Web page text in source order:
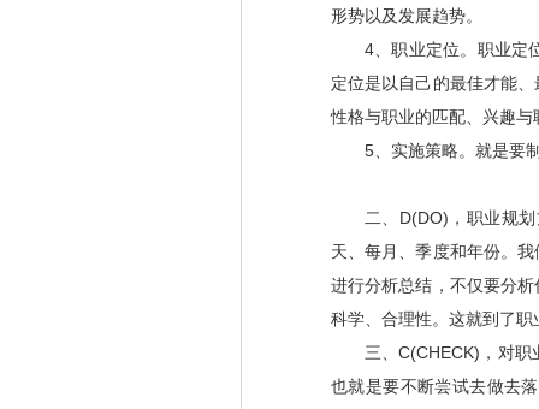
形势以及发展趋势。
4 、职业定位。职业
定位是以自己的最佳才能
性格与职业的匹配、兴趣
5 、实施策略。就是
二、 D(DO) ，职业规
天、每月、季度和年份。
进行分析总结，不仅要分
科学、合理性。这就到了
三、C(CHECK) ，对
也就是要不断尝试去做去